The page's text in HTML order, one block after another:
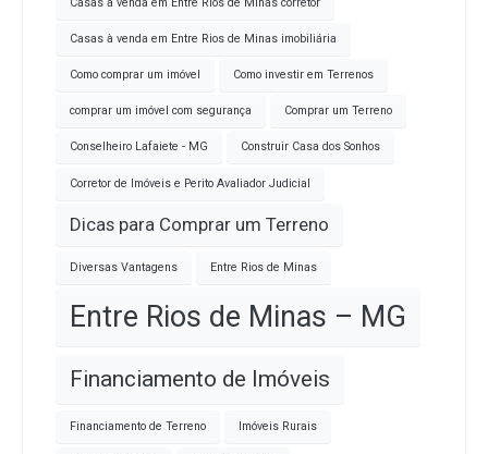
Casas à venda em Entre Rios de Minas imobiliária
Como comprar um imóvel Como investir em Terrenos
comprar um imóvel com segurança Comprar um Terreno
Conselheiro Lafaiete - MG Construir Casa dos Sonhos
Corretor de Imóveis e Perito Avaliador Judicial
Dicas para Comprar um Terreno
Diversas Vantagens Entre Rios de Minas
Entre Rios de Minas – MG
Financiamento de Imóveis
Financiamento de Terreno Imóveis Rurais